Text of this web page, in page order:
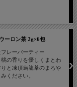
ーロン茶 2g×6包
レーバーティー
の香りを優しくまとわ
と凍頂烏龍茶のまろや
ください。